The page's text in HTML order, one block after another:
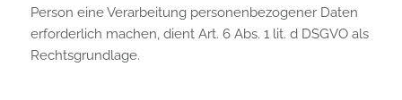
Person eine Verarbeitung personenbezogener Daten
erforderlich machen, dient Art. 6 Abs. 1 lit. d DSGVO als
Rechtsgrundlage.